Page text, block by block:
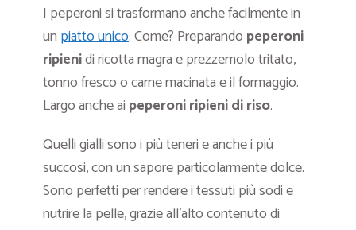
I peperoni si trasformano anche facilmente in
un piatto unico. Come? Preparando peperoni
ripienidi ricotta magra e prezzemolo tritato,
tonno fresco o carne macinata e il formaggio.
Largo anche ai peperoni ripieni di riso.
Quelli gialli sono i più teneri e anche i più
succosi, con un sapore particolarmente dolce.
Sono perfetti per rendere i tessuti più sodi e
nutrire la pelle, grazie all’alto contenuto di